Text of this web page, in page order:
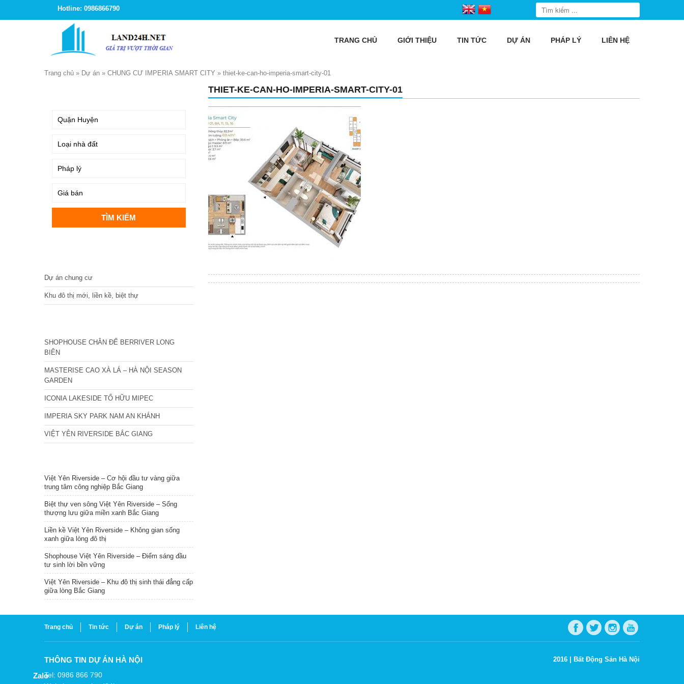
Hotline: 0986866790
TRANG CHỦ GIỚI THIỆU TIN TỨC DỰ ÁN PHÁP LÝ LIÊN HỆ
Trang chủ » Dự án » CHUNG CƯ IMPERIA SMART CITY » thiet-ke-can-ho-imperia-smart-city-01
THIET-KE-CAN-HO-IMPERIA-SMART-CITY-01
Dự án chung cư
Khu đô thị mới, liền kề, biệt thự
SHOPHOUSE CHÂN ĐẾ BERRIVER LONG
BIÊN
MASTERISE CAO XÀ LÁ – HÀ NỘI SEASON
GARDEN
ICONIA LAKESIDE TỐ HỮU MIPEC
IMPERIA SKY PARK NAM AN KHÁNH
VIỆT YÊN RIVERSIDE BẮC GIANG
Việt Yên Riverside – Cơ hội đầu tư vàng giữa
trung tâm công nghiệp Bắc Giang
Biệt thự ven sông Việt Yên Riverside – Sống
thượng lưu giữa miền xanh Bắc Giang
Liền kề Việt Yên Riverside – Không gian sống
xanh giữa lòng đô thị
Shophouse Việt Yên Riverside – Điểm sáng đầu
tư sinh lời bền vững
Việt Yên Riverside – Khu đô thị sinh thái đẳng cấp
giữa lòng Bắc Giang
Trang chủ Tin tức Dự án Pháp lý Liên hệ
THÔNG TIN DỰ ÁN HÀ NỘI
Tel: 0986 866 790
2016 | Bất Động Sản Hà Nội
Zalo